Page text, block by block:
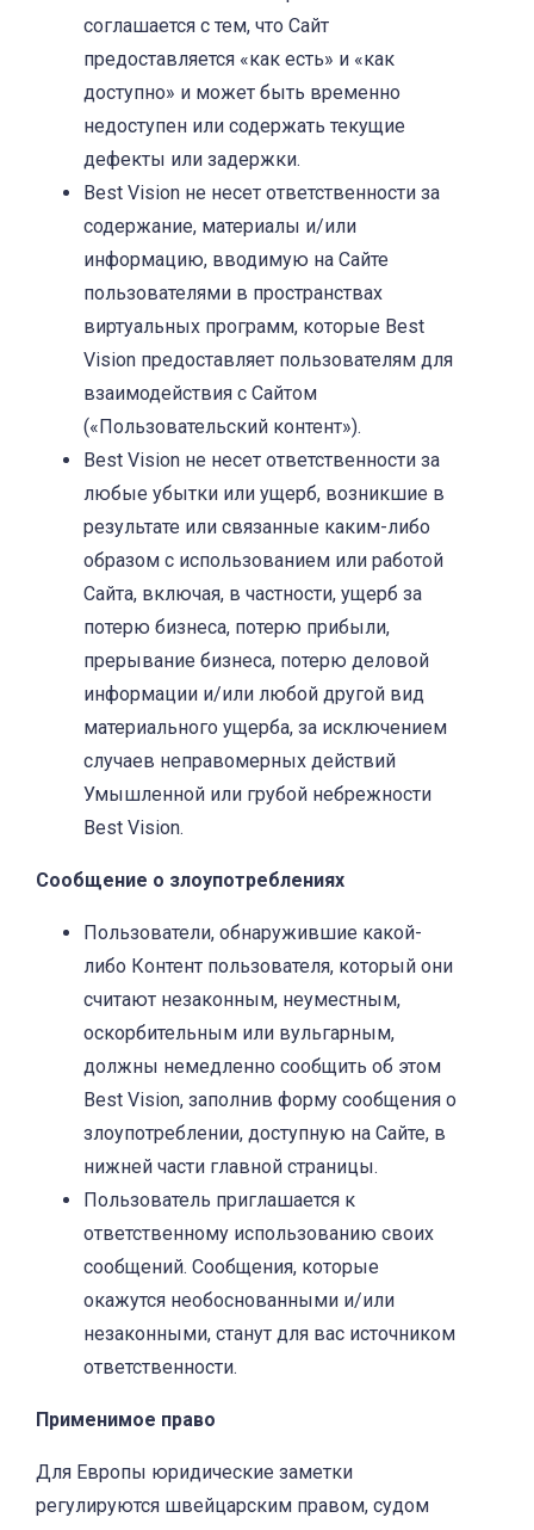
соглашается с тем, что Сайт
предоставляется «как есть» и «как
доступно» и может быть временно
недоступен или содержать текущие
дефекты или задержки.
Best Vision не несет ответственности за
содержание, материалы и/или
информацию, вводимую на Сайте
пользователями в пространствах
виртуальных программ, которые Best
Vision предоставляет пользователям для
взаимодействия с Сайтом
(«Пользовательский контент»).
Best Vision не несет ответственности за
любые убытки или ущерб, возникшие в
результате или связанные каким-либо
образом с использованием или работой
Сайта, включая, в частности, ущерб за
потерю бизнеса, потерю прибыли,
прерывание бизнеса, потерю деловой
информации и/или любой другой вид
материального ущерба, за исключением
случаев неправомерных действий
Умышленной или грубой небрежности
Best Vision.
Сообщение о злоупотреблениях
Пользователи, обнаружившие какой-
либо Контент пользователя, который они
считают незаконным, неуместным,
оскорбительным или вульгарным,
должны немедленно сообщить об этом
Best Vision, заполнив форму сообщения о
злоупотреблении, доступную на Сайте, в
нижней части главной страницы.
Пользователь приглашается к
ответственному использованию своих
сообщений. Сообщения, которые
окажутся необоснованными и/или
незаконными, станут для вас источником
ответственности.
Применимое право
Для Европы юридические заметки
регулируются швейцарским правом, судом